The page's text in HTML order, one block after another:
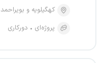
کهگیلویه و بویراحمد
پروژه‌ای
دورکاری